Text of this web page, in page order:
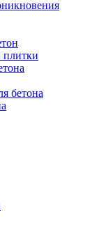
плитки
бетона